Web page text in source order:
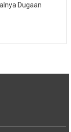
Dugaan